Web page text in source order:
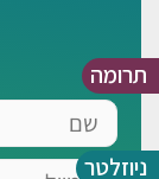
תרומה
ניוזלטר
שם
אימייל